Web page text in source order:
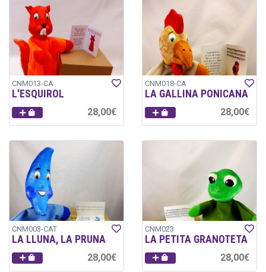
CNM013-CA
L'ESQUIROL
28,00€
CNM018-CA
LA GALLINA PONICANA
28,00€
CNM003-CAT
LA LLUNA, LA PRUNA
28,00€
CNM023
LA PETITA GRANOTETA
28,00€